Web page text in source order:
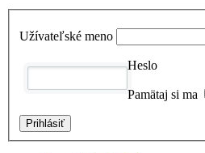
Užívateľské meno
Heslo
Pamätaj si ma